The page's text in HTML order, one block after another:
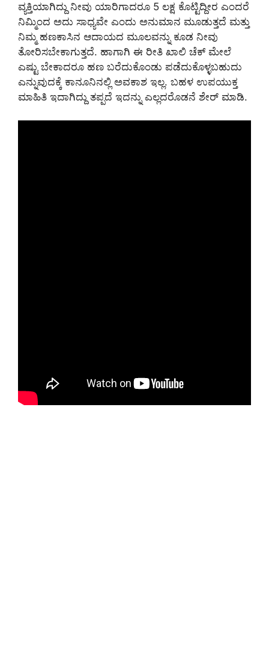
ವ್ಯಕ್ತಿಯಾಗಿದ್ದು ನೀವು ಯಾರಿಗಾದರೂ 5 ಲಕ್ಷ ಕೊಟ್ಟಿದ್ದೀರ ಎಂದರೆ
ನಿಮ್ಮಿಂದ ಅದು ಸಾಧ್ಯವೇ ಎಂದು ಅನುಮಾನ ಮೂಡುತ್ತದೆ ಮತ್ತು
ನಿಮ್ಮ ಹಣಕಾಸಿನ ಆದಾಯದ ಮೂಲವನ್ನು ಕೂಡ ನೀವು
ತೋರಿಸಬೇಕಾಗುತ್ತದೆ. ಹಾಗಾಗಿ ಈ ರೀತಿ ಖಾಲಿ ಚೆಕ್ ಮೇಲೆ
ಎಷ್ಟು ಬೇಕಾದರೂ ಹಣ ಬರೆದುಕೊಂಡು ಪಡೆದುಕೊಳ್ಳಬಹುದು
ಎನ್ನುವುದಕ್ಕೆ ಕಾನೂನಿನಲ್ಲಿ ಅವಕಾಶ ಇಲ್ಲ. ಬಹಳ ಉಪಯುಕ್ತ
ಮಾಹಿತಿ ಇದಾಗಿದ್ದು ತಪ್ಪದೆ ಇದನ್ನು ಎಲ್ಲದರೊಡನೆ ಶೇರ್ ಮಾಡಿ.